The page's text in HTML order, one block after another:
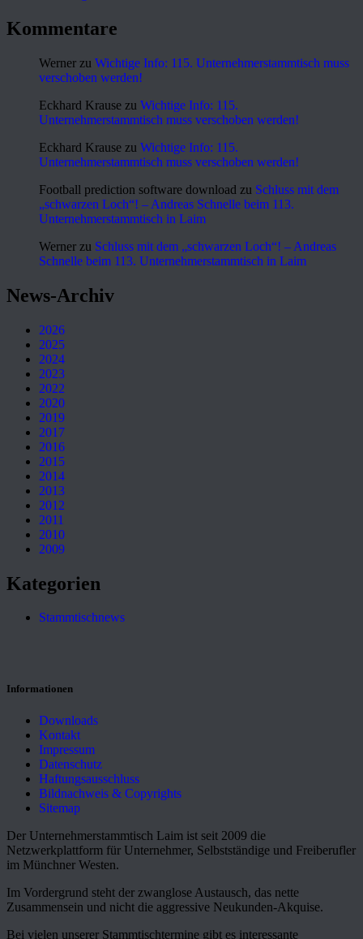
Kommentare
Werner zu Wichtige Info: 115. Unternehmerstammtisch muss
verschoben werden!
Eckhard Krause zu Wichtige Info: 115.
Unternehmerstammtisch muss verschoben werden!
Eckhard Krause zu Wichtige Info: 115.
Unternehmerstammtisch muss verschoben werden!
Football prediction software download zu Schluss mit dem
„schwarzen Loch“! – Andreas Schnelle beim 113.
Unternehmerstammtisch in Laim
Werner zu Schluss mit dem „schwarzen Loch“! – Andreas
Schnelle beim 113. Unternehmerstammtisch in Laim
News-Archiv
2026
2025
2024
2023
2022
2020
2019
2017
2016
2015
2014
2013
2012
2011
2010
2009
Kategorien
Stammtischnews
Informationen
Downloads
Kontakt
Impressum
Datenschutz
Haftungsausschluss
Bildnachweis & Copyrights
Sitemap
Der Unternehmerstammtisch Laim ist seit 2009 die
Netzwerkplattform für Unternehmer, Selbstständige und Freiberufler
im Münchner Westen.
Im Vordergrund steht der zwanglose Austausch, das nette
Zusammensein und nicht die aggressive Neukunden-Akquise.
Bei vielen unserer Stammtischtermine gibt es interessante